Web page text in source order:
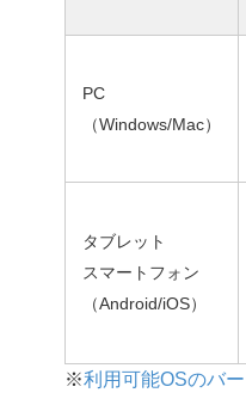
PC
（Windows/Mac）
タブレット
スマートフォン
（Android/iOS）
※利用可能OSのバ